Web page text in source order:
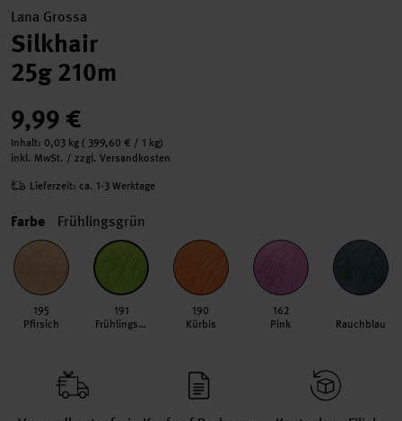
Lana Grossa
Silkhair
25g 210m
9,99 €
Inhalt: 0,03 kg ( 399,60 € / 1 kg)
inkl. MwSt. / zzgl. Versandkosten
Lieferzeit: ca. 1-3 Werktage
Farbe Frühlingsgrün
195
Pfirsich
191
Frühlingsgrün
190
Kürbis
162
Pink
Rauchblau